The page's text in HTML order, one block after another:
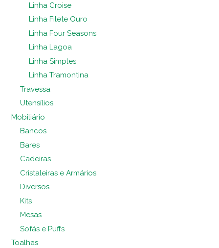
Linha Croise
Linha Filete Ouro
Linha Four Seasons
Linha Lagoa
Linha Simples
Linha Tramontina
Travessa
Utensílios
Mobiliário
Bancos
Bares
Cadeiras
Cristaleiras e Armários
Diversos
Kits
Mesas
Sofás e Puffs
Toalhas